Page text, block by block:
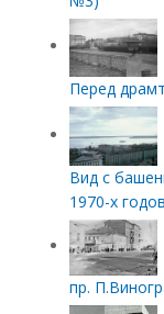
Перед
Вид с
1970-х годов
пр.